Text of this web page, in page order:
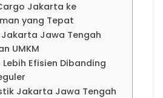
Jakarta ke
yang Tepat
Jawa Tengah
UMKM
Efisien Dibanding
Jakarta Jawa Tengah